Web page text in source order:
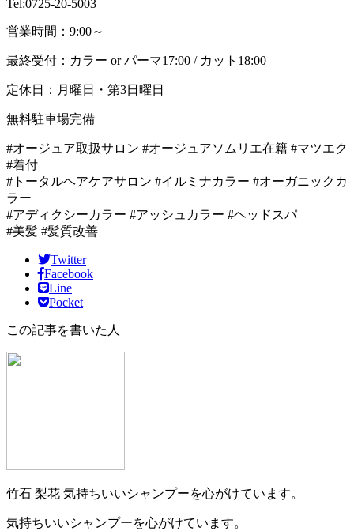
Tel:0725-20-5003
営業時間：9:00～
最終受付：カラー or パーマ17:00 / カット18:00
定休日：月曜日・第3日曜日
無料駐車場完備
#オージュア取扱サロン #オージュアソムリエ在籍 #マツエク
#着付
#トータルヘアケアサロン #イルミナカラー #オーガニックカ
ラー
#アディクシーカラー #アッシュカラー #ヘッドスパ
#美髪 #髪質改善
Twitter
Facebook
Line
Pocket
この記事を書いた人
竹石 梨花 気持ちいいシャンプーを心がけています。
気持ちいいシャンプーを心がけています。